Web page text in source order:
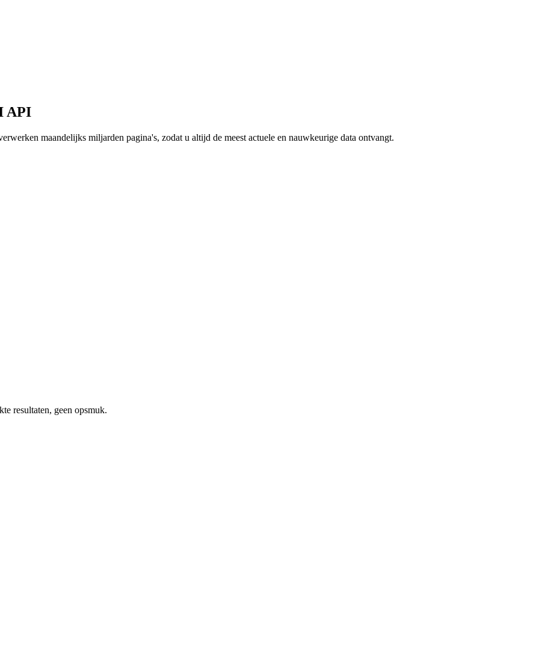
API
maandelijks miljarden pagina's, zodat u altijd de meest actuele en nauwkeurige data ontvangt.
resultaten, geen opsmuk.